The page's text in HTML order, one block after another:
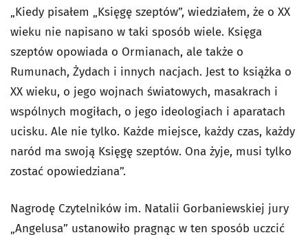
„Kiedy pisałem „Księgę szeptów”, wiedziałem, że o XX
wieku nie napisano w taki sposób wiele. Księga
szeptów opowiada o Ormianach, ale także o
Rumunach, Żydach i innych nacjach. Jest to książka o
XX wieku, o jego wojnach światowych, masakrach i
wspólnych mogiłach, o jego ideologiach i aparatach
ucisku. Ale nie tylko. Każde miejsce, każdy czas, każdy
naród ma swoją Księgę szeptów. Ona żyje, musi tylko
zostać opowiedziana”.
Nagrodę Czytelników im. Natalii Gorbaniewskiej jury
„Angelusa” ustanowiło pragnąc w ten sposób uczcić